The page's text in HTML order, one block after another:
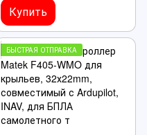
Купить
БЫСТРАЯ ОТПРАВКА